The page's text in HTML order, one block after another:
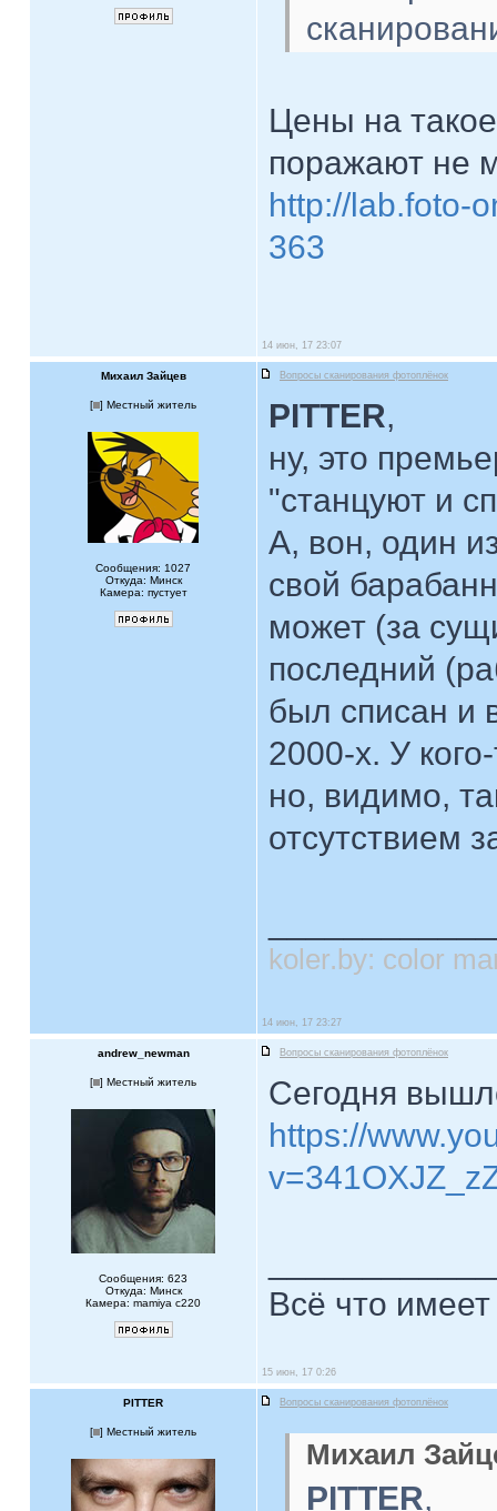
Цены на
поражают не
http://lab.foto-
363
14 июн, 17 23:07
Михаил Зайцев Вопросы сканирования фотоплёнок
[ ] Местный житель
Сообщения: 1027
Откуда: Минск
Камера: пустует
PITTER,
ну, это
"станцуют и
А, вон, один
свой
может (за
последний
был списан и
2000-х. У
но, видимо,
отсутствием
koler.by: color
14 июн, 17 23:27
andrew_newman Вопросы сканирования фотоплёнок
[ ] Местный житель
Сообщения: 623
Откуда: Минск
Камера: mamiya c220
Сегодня
https://
Всё что
15 июн, 17 0:26
PITTER Вопросы сканирования фотоплёнок
[ ] Местный житель
Михаил
PITTER,